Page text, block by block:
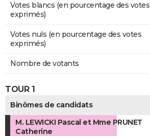
Votes blancs (en pourcentage des votes
exprimés)
Votes nuls (en pourcentage des votes
exprimés)
Nombre de votants
TOUR 1
Binômes de candidats
M. LEWICKI Pascal et Mme PRUNET
Catherine